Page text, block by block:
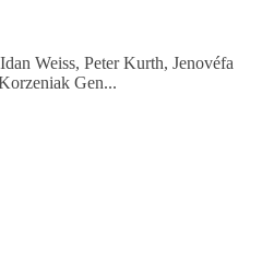
Weiss, Peter Kurth, Jenovéfa
Gen...